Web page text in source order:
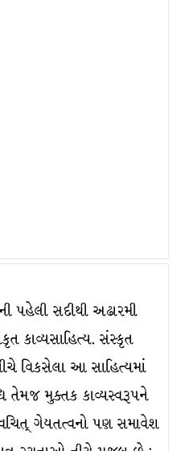
પહેલી સદીથી અઢારમી
કાવ્યસાહિત્ય. સંસ્કૃત
વિકસેલા આ સાહિત્યમાં
તેમજ મુક્તક કાવ્યસ્વરૂપને
ગેયતત્વનો પણ સમાવેશ